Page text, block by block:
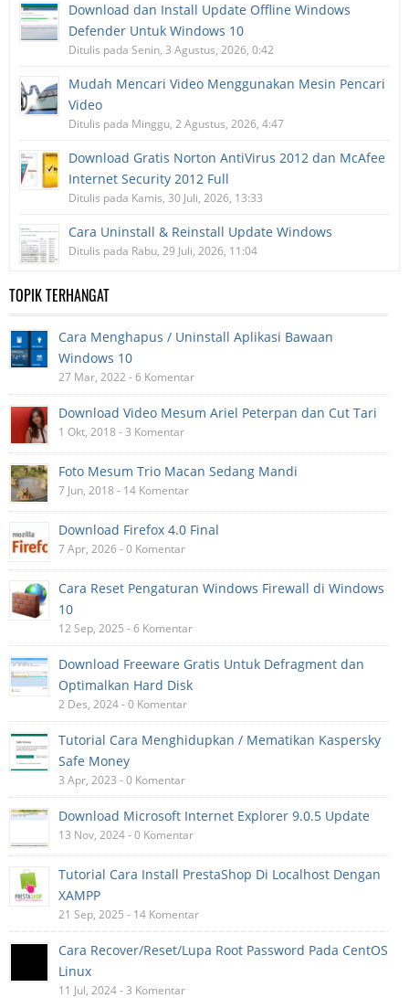
Download dan Install Update Offline Windows
Defender Untuk Windows 10
Ditulis pada Senin, 3 Agustus, 2026, 0:42
Mudah Mencari Video Menggunakan Mesin Pencari
Video
Ditulis pada Minggu, 2 Agustus, 2026, 4:47
Download Gratis Norton AntiVirus 2012 dan McAfee
Internet Security 2012 Full
Ditulis pada Kamis, 30 Juli, 2026, 13:33
Cara Uninstall & Reinstall Update Windows
Ditulis pada Rabu, 29 Juli, 2026, 11:04
TOPIK TERHANGAT
Cara Menghapus / Uninstall Aplikasi Bawaan
Windows 10
27 Mar, 2022 - 6 Komentar
Download Video Mesum Ariel Peterpan dan Cut Tari
1 Okt, 2018 - 3 Komentar
Foto Mesum Trio Macan Sedang Mandi
7 Jun, 2018 - 14 Komentar
Download Firefox 4.0 Final
7 Apr, 2026 - 0 Komentar
Cara Reset Pengaturan Windows Firewall di Windows
10
12 Sep, 2025 - 6 Komentar
Download Freeware Gratis Untuk Defragment dan
Optimalkan Hard Disk
2 Des, 2024 - 0 Komentar
Tutorial Cara Menghidupkan / Mematikan Kaspersky
Safe Money
3 Apr, 2023 - 0 Komentar
Download Microsoft Internet Explorer 9.0.5 Update
13 Nov, 2024 - 0 Komentar
Tutorial Cara Install PrestaShop Di Localhost Dengan
XAMPP
21 Sep, 2025 - 14 Komentar
Cara Recover/Reset/Lupa Root Password Pada CentOS
Linux
11 Jul, 2024 - 3 Komentar